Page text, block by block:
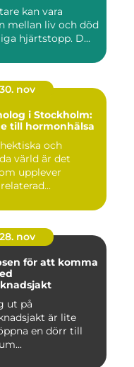
kan vara
mellan liv och död
hjärtstopp. D...
30. nov
i Stockholm:
till hormonhälsa
och
värld är det
upplever
28. nov
för att komma
ut på
är lite
en dörr till